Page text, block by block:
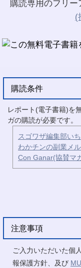
購読専用のフリー
(
購読条件
レポート(電子書籍)を
ガの購読が必要です。
スゴワザ編集部い
わかチンの副業メ
Con Ganar(協賛マ
注意事項
ご入力いただいた個
報保護方針、及び